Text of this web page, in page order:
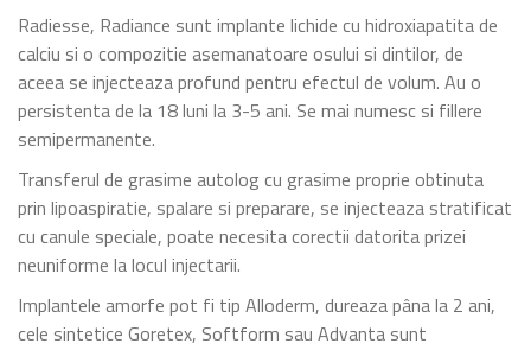
Radiesse, Radiance sunt implante lichide cu hidroxiapatita de
calciu si o compozitie asemanatoare osului si dintilor, de
aceea se injecteaza profund pentru efectul de volum. Au o
persistenta de la 18 luni la 3-5 ani. Se mai numesc si fillere
semipermanente.
Transferul de grasime autolog cu grasime proprie obtinuta
prin lipoaspiratie, spalare si preparare, se injecteaza stratificat
cu canule speciale, poate necesita corectii datorita prizei
neuniforme la locul injectarii.
Implantele amorfe pot fi tip Alloderm, dureaza pâna la 2 ani,
cele sintetice Goretex, Softform sau Advanta sunt